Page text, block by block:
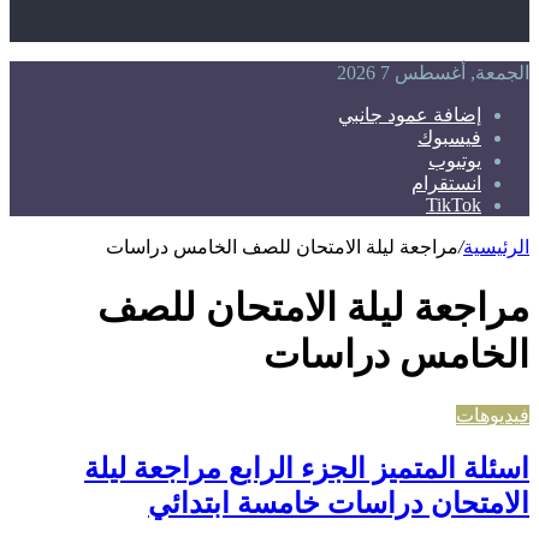
الجمعة, أغسطس 7 2026
إضافة عمود جانبي
فيسبوك
يوتيوب
انستقرام
TikTok
الرئيسية/مراجعة ليلة الامتحان للصف الخامس دراسات
مراجعة ليلة الامتحان للصف
الخامس دراسات
فيديوهات
اسئلة المتميز الجزء الرابع مراجعة ليلة
الامتحان دراسات خامسة ابتدائي